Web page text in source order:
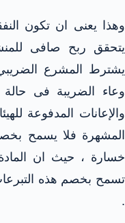
وهذا يعنى ان تكون
يتحقق ربح صافى
يشترط المشرع
وعاء الضريبة فى
والإعانات المدفوعة
المشهرة فلا يسمح
.